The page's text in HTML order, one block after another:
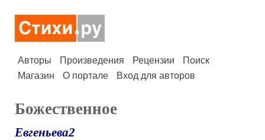
Авторы Произведения Рецензии
Поиск
Магазин
О портале Вход для авторов
Божественное
Евгеньева2